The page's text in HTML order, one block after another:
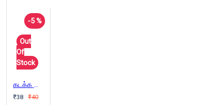
-5 %
Out
Of
Stock
கடக்க வேண்டிய இரவு
₹38 ₹40